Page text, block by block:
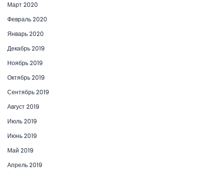
Март 2020
Февраль 2020
Январь 2020
Декабрь 2019
Ноябрь 2019
Октябрь 2019
Сентябрь 2019
Август 2019
Июль 2019
Июнь 2019
Май 2019
Апрель 2019